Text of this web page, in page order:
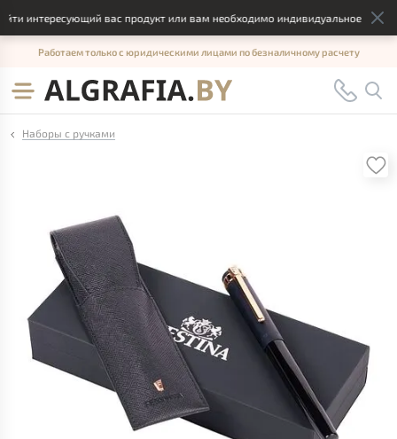
интересующий вас продукт или вам необходимо индивидуальное
Работаем только с юридическими лицами по безналичному расчету
Наборы с ручками